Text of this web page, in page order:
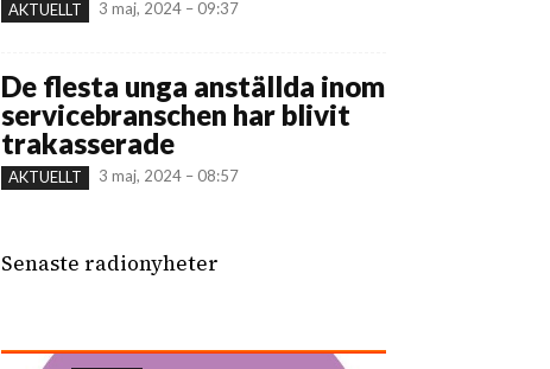
AKTUELLT 3 maj, 2024 – 09:37
De flesta unga anställda inom
servicebranschen har blivit
trakasserade
AKTUELLT 3 maj, 2024 – 08:57
Senaste radionyheter